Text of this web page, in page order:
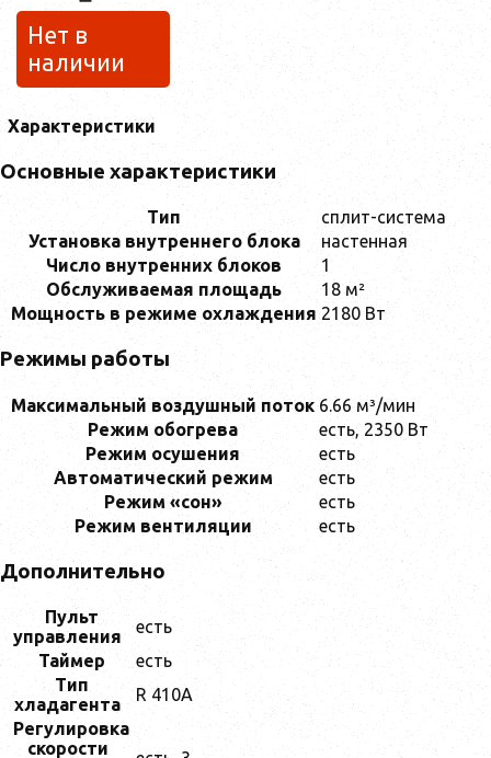
Нет в
наличии
Характеристики
Основные характеристики
Тип
сплит-система
Установка внутреннего блока
настенная
Число внутренних блоков
1
Обслуживаемая площадь
18 м²
Мощность в режиме охлаждения 2180 Вт
Режимы работы
Максимальный воздушный поток 6.66 м³/мин
Режим обогрева
есть, 2350 Вт
Режим осушения
есть
Автоматический режим
есть
Режим «сон»
есть
Режим вентиляции
есть
Дополнительно
Пульт
управления
есть
Таймер
есть
Тип
хладагента
R 410A
Регулировка
скорости